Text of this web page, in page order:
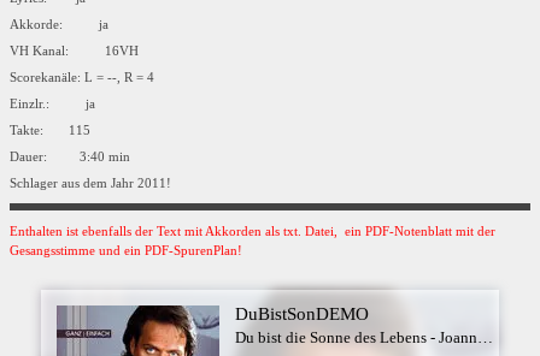
Akkorde: ja
VH Kanal: 16VH
Scorekanäle: L = --, R = 4
Einzlr.: ja
Takte: 115
Dauer: 3:40 min
Schlager aus dem Jahr 2011!
Enthalten ist ebenfalls der Text mit Akkorden als txt. Datei, ein PDF-Notenblatt mit der
Gesangsstimme und ein PDF-SpurenPlan!
DuBistSonDEMO